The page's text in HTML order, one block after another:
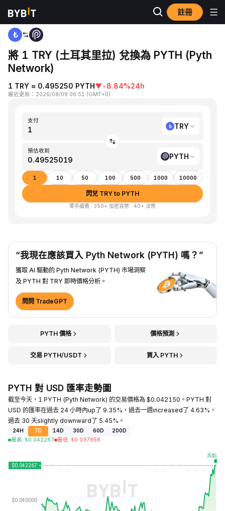
註冊
首頁 TRY to PYTH
將 1 TRY (土耳其里拉) 兌換為 PYTH (Pyth
Network)
1 TRY ≈ 0.495250 PYTH▼-8.84%24h
最近更新 ： 2026/08/09 06:51 (GMT+0)
支付
TRY
預估收到
PYTH
1 10 50 100 500 1000 10000
閃兌 TRY to PYTH
零手續費 · 350+ 加密貨幣 · 40+ 法幣
“我現在應該買入 Pyth Network (PYTH) 嗎？”
獲取 AI 驅動的 Pyth Network (PYTH) 市場洞察
及 PYTH 對 TRY 即時價格分析。
問問 TradeGPT
PYTH 價格 價格預測
交易 PYTH/USDT 買入 PYTH
PYTH 對 USD 匯率走勢圖
截至今天，1 PYTH (Pyth Network) 的交易價格為 $0.042150。PYTH 對
USD 的匯率在過去 24 小時內up了 9.35%，過去一週increased了 4.63%，
過去 30 天slightly downward了 5.45%。
24H 7D 14D 30D 60D
200D
最高: ₺0.042267 最低: ₺0.037956